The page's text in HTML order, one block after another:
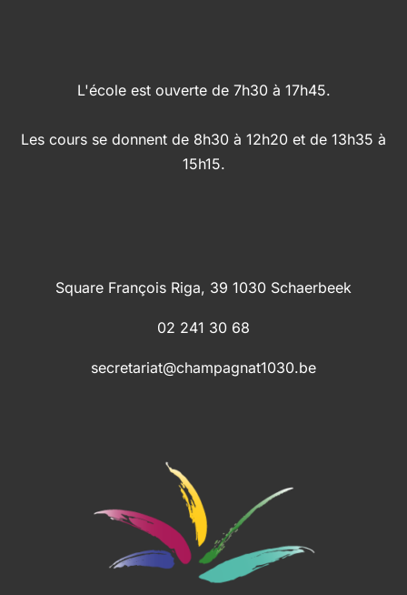
L'école est ouverte de 7h30 à 17h45.
Les cours se donnent de 8h30 à 12h20 et de 13h35 à
15h15.
Square François Riga, 39 1030 Schaerbeek
02 241 30 68
secretariat@champagnat1030.be